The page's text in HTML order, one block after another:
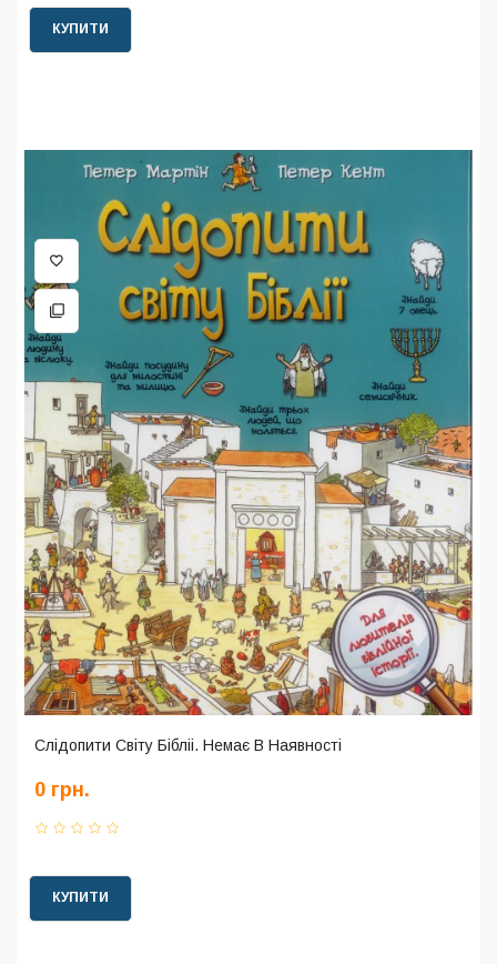
КУПИТИ
Слідопити Світу Бібліі. Немає В Наявності
0 грн.
КУПИТИ